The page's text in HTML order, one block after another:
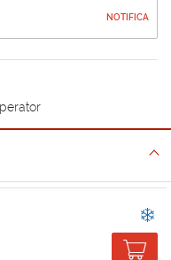
NOTIFICA